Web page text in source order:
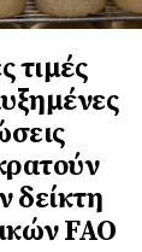
τιμές
δείκτη
FAO